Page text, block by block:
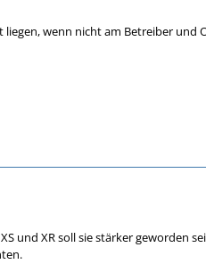
liegen, wenn nicht am Betreiber und
und XR soll sie stärker geworden